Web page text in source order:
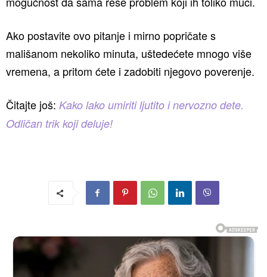
Ako postavite ovo pitanje i mirno popričate s
mališanom nekoliko minuta, uštedećete mnogo više
vremena, a pritom ćete i zadobiti njegovo poverenje.
Čitajte još: Kako lako umiriti ljutito i nervozno dete.
Odličan trik koji deluje!